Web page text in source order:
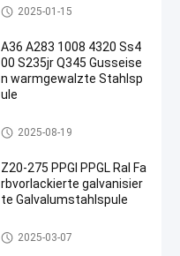
mit einem Durchmesser von
mehr als 20 mm
2025-01-15
A36 A283 1008 4320 Ss4
00 S235jr Q345 Gusseise
n warmgewalzte Stahlsp
ule
Warm gewalzte Spulen
2025-08-19
Z20-275 PPGI PPGL Ral Fa
rbvorlackierte galvanisier
te Galvalumstahlspule
mit einer Breite von nicht mehr
als 15 mm
2025-03-07